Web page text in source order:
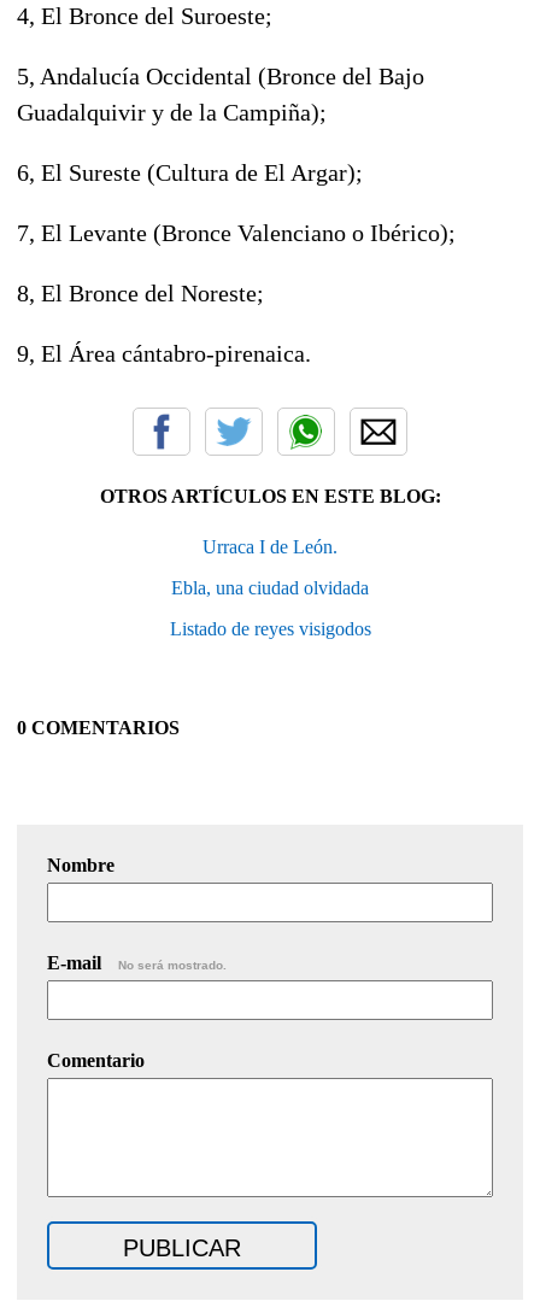
4, El Bronce del Suroeste;
5, Andalucía Occidental (Bronce del Bajo
Guadalquivir y de la Campiña);
6, El Sureste (Cultura de El Argar);
7, El Levante (Bronce Valenciano o Ibérico);
8, El Bronce del Noreste;
9, El Área cántabro-pirenaica.
OTROS ARTÍCULOS EN ESTE BLOG:
Urraca I de León.
Ebla, una ciudad olvidada
Listado de reyes visigodos
0 COMENTARIOS
Nombre
E-mail No será mostrado.
Comentario